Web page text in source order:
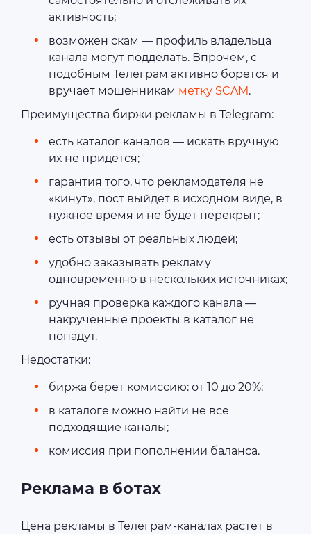
активность;
возможен скам — профиль владельца
канала могут подделать. Впрочем, с
подобным Телеграм активно борется и
вручает мошенникам метку SCAM.
Преимущества биржи рекламы в Telegram:
есть каталог каналов — искать вручную
их не придется;
гарантия того, что рекламодателя не
«кинут», пост выйдет в исходном виде, в
нужное время и не будет перекрыт;
есть отзывы от реальных людей;
удобно заказывать рекламу
одновременно в нескольких источниках;
ручная проверка каждого канала —
накрученные проекты в каталог не
попадут.
Недостатки:
биржа берет комиссию: от 10 до 20%;
в каталоге можно найти не все
подходящие каналы;
комиссия при пополнении баланса.
Реклама в ботах
Цена рекламы в Телеграм-каналах растет в